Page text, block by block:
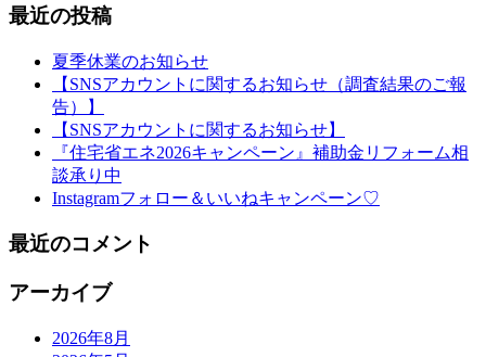
最近の投稿
夏季休業のお知らせ
【SNSアカウントに関するお知らせ（調査結果のご報
告）】
【SNSアカウントに関するお知らせ】
『住宅省エネ2026キャンペーン』補助金リフォーム相
談承り中
Instagramフォロー＆いいねキャンペーン♡
最近のコメント
アーカイブ
2026年8月